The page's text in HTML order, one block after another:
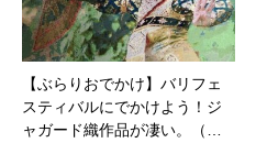
【ぶらりおでかけ】バリフェ
スティバルにでかけよう！ジ
ャガード織作品が凄い。（…